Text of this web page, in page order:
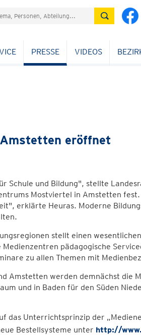
PRESSE VIDEOS
eröffnet
Schule und Bildung", stellte
Mostviertel in Amstetten
erklärte Heuras. Moderne
stellt einen
pädagogische
zu allen Themen mit
Amstetten werden demnächst die
und in Baden für den Süden
das Unterrichtsprinzip der
Bestellsysteme unter http://